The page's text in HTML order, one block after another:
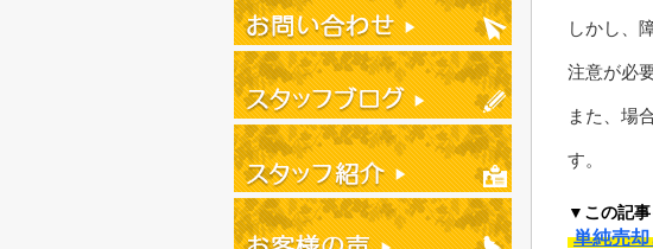
しかし、
注意が必
また、場
す。
▼この記事
単純売